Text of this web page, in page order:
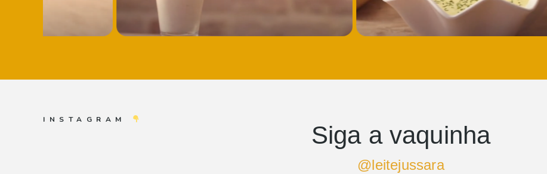
INSTAGRAM
Siga a vaquinha
@leitejussara